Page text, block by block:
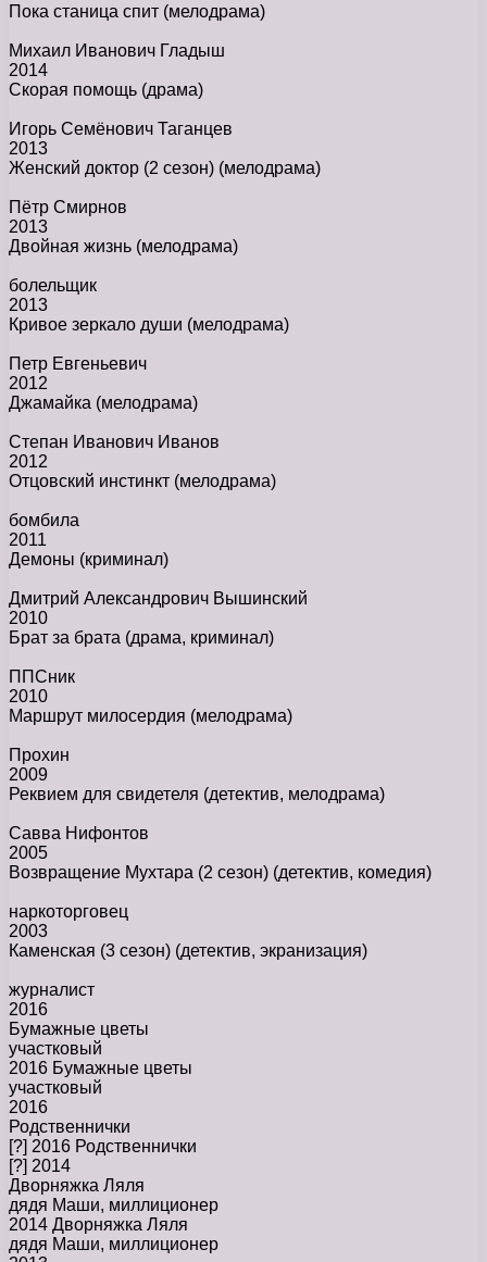
Пока станица спит (мелодрама)
Михаил Иванович Гладыш
2014
Скорая помощь (драма)
Игорь Семёнович Таганцев
2013
Женский доктор (2 сезон) (мелодрама)
Пётр Смирнов
2013
Двойная жизнь (мелодрама)
болельщик
2013
Кривое зеркало души (мелодрама)
Петр Евгеньевич
2012
Джамайка (мелодрама)
Степан Иванович Иванов
2012
Отцовский инстинкт (мелодрама)
бомбила
2011
Демоны (криминал)
Дмитрий Александрович Вышинский
2010
Брат за брата (драма, криминал)
ППСник
2010
Маршрут милосердия (мелодрама)
Прохин
2009
Реквием для свидетеля (детектив, мелодрама)
Савва Нифонтов
2005
Возвращение Мухтара (2 сезон) (детектив, комедия)
наркоторговец
2003
Каменская (3 сезон) (детектив, экранизация)
журналист
2016
Бумажные цветы
участковый
2016 Бумажные цветы
участковый
2016
Родственнички
[?] 2016 Родственнички
[?] 2014
Дворняжка Ляля
дядя Маши, миллиционер
2014 Дворняжка Ляля
дядя Маши, миллиционер